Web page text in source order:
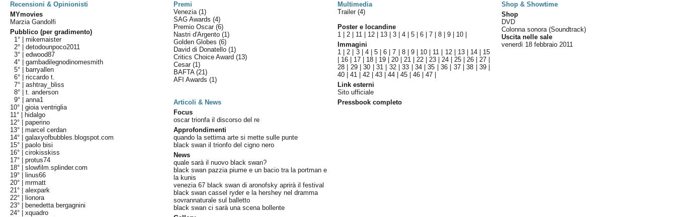
Recensioni & Opinionisti
Premi Multimedia
Shop & Showtime
MYmovies
Marzia Gandolfi
Pubblico (per gradimento)
1° |mikemaister
2° |detodounpoco2011
3° |edwood87
4° |gambadilegnodinomesmith
5° |
barryallen
6° |riccardo t.
7° |ashtray_bliss
8° |t. anderson
9° |anna1
10° |gioia ventriglia
11° |
hidalgo
12° |paperino
13° |marcel cerdan
14° |galaxyofbubbles.blogspot.com
15° |paolo bisi
16° |cirokisskiss
17° |protus74
18° |slowfilm.splinder.com
19° |
linus66
20° |mrmatt
21° |alexpark
22° |
lionora
23° |
benedetta bergagnini
24° |xquadro
Venezia(1)
SAG Awards(4)
Premio Oscar(6)
Nastri d'Argento(1)
Golden Globes(6)
David di Donatello(1)
Critics Choice Award(13)
Cesar(1)
BAFTA(21)
AFI Awards(1)
Articoli & News
Focus
oscar trionfa il discorso del re
Approfondimenti
quando la settima arte si mette sulle punte
black swan il trionfo del cigno nero
News
quale sarà il nuovo black swan?
black swan pazzia piume e un bacio tra la portman e
la kunis
venezia 67 black swan di aronofsky aprirà il festival
black swan cassel ryder e la hershey nel dramma
sovrannaturale sul balletto
black swan ci sarà una scena bollente
Trailer (4)
Poster e locandine
1 |2 11 12 13 |3 |4 |5 |6 |7 |8 |9 10
Immagini
1 |2 3| 4|5 |6 |7 8| 9| 10 11 12| 13| 14
15
16 17 18 19 |20 |21 |22 |23 |24 |25 |26 |27
28
29|30 31| 32|33 34|35 |36 37|38 39|
40 |41 |42 |43 |44 |45 |46 |47
Link esterni
Sito ufficiale
Pressbook completo
Shop
DVD
Colonna sonora (Soundtrack)
Uscita nelle sale
venerdì 18 febbraio 2011